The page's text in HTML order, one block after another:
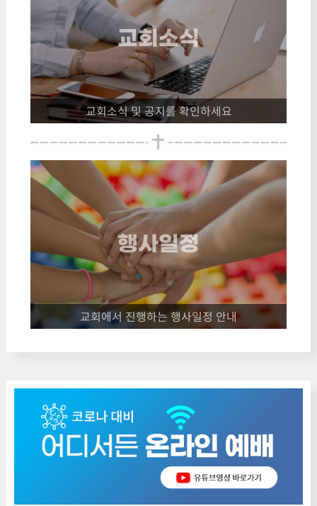
교회소식
교회소식 및 공지를 확인하세요
행사일정
교회에서 진행하는 행사일정 안내